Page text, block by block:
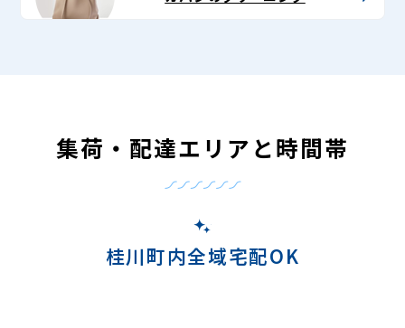
集荷・配達エリアと時間帯
桂川町内全域宅配OK